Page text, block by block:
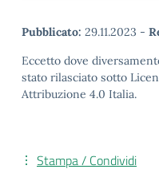
Pubblicato: 29.11.2023 -
Eccetto dove
stato rilasciato sotto
Attribuzione 4.0 Italia.
Stampa / Condividi